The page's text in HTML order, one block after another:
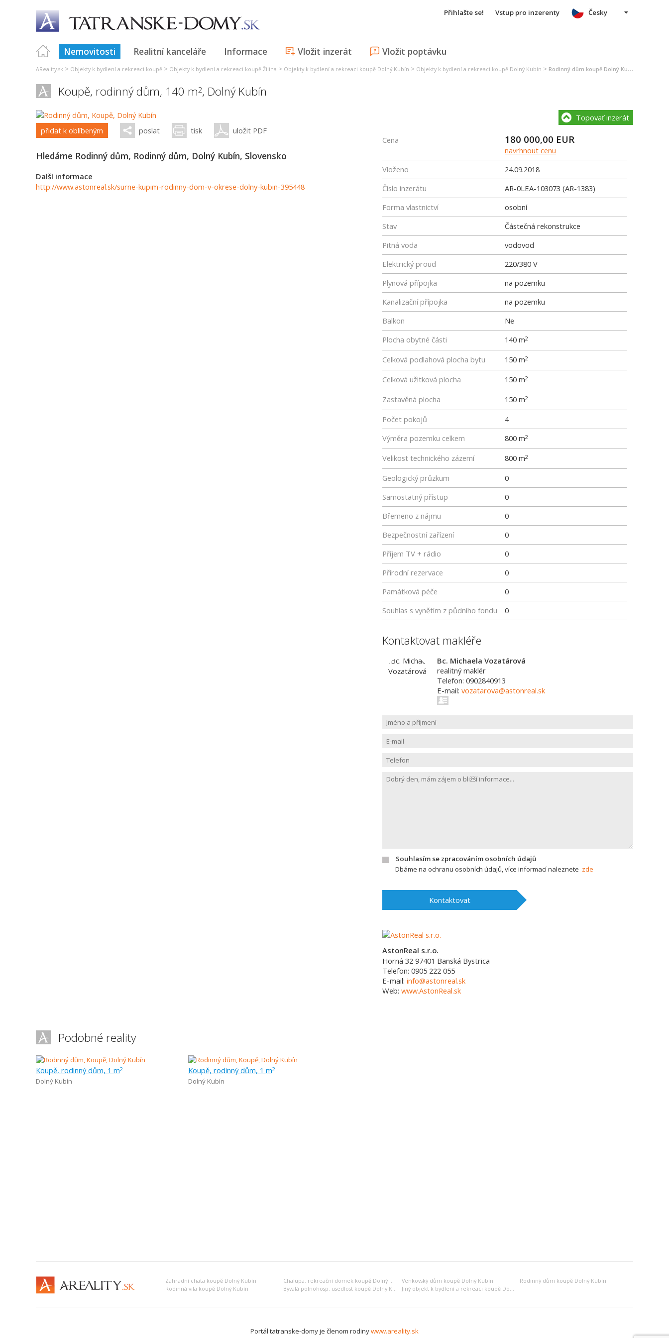
Přihlašte se! Vstup pro inzerenty
Nemovitosti Realitní kanceláře Informace Vložit inzerát Vložit poptávku
Česky
AReality.sk > Objekty k bydlení a rekreaci koupě > Objekty k bydlení a rekreaci koupě Žilina > Objekty k bydlení a rekreaci koupě Dolný Kubín > Objekty k bydlení a rekreaci koupě Dolný Kubín > Rodinný dům koupě Dolný Kubín
Koupě, rodinný dům, 140 m2, Dolný Kubín
přidat k oblíbeným poslat tisk uložit PDF
Hledáme Rodinný dům, Rodinný dům, Dolný Kubín, Slovensko
Další informace
http://www.astonreal.sk/surne-kupim-rodinny-dom-v-okrese-dolny-kubin-395448
Topovať inzerát
Cena 180 000,00 EUR
navrhnout cenu
Vloženo
24.09.2018
Číslo inzerátu
AR-0LEA-103073 (AR-1383)
Forma vlastnictví
osobní
Stav
Částečná rekonstrukce
Pitná voda
vodovod
Elektrický proud
220/380 V
Plynová přípojka
na pozemku
Kanalizační přípojka
na pozemku
Balkon
Ne
Plocha obytné části
140 m2
Celková podlahová plocha bytu 150 m2
Celková užitková plocha 150 m2
Zastavěná plocha 150 m2
Počet pokojů
4
Výměra pozemku celkem
800 m2
Velikost technického zázemí 800 m2
Geologický průzkum
0
Samostatný přístup
0
Břemeno z nájmu
0
Bezpečnostní zařízení
0
Příjem TV + rádio
0
Přírodní rezervace
0
Památková péče
0
Souhlas s vynětím z půdního fondu
0
Kontaktovat makléře
Bc. Michaela Vozatárová
realitný maklér
Telefon: 0902840913
E-mail: vozatarova@astonreal.sk
Souhlasím se zpracováním osobních údajů
Dbáme na ochranu osobních údajů, více informací naleznete zde
Kontaktovat
AstonReal s.r.o.
Horná 32 97401 Banská Bystrica
Telefon: 0905 222 055
E-mail: info@astonreal.sk
Web: www.AstonReal.sk
Podobné reality
Koupě, rodinný dům, 1 m2
Dolný Kubín
Koupě, rodinný dům, 1 m2
Dolný Kubín
Zahradní chata koupě Dolný Kubín Chalupa, rekreační domek koupě Dolný Kubín Venkovský dům koupě Dolný Kubín
Rodinný dům koupě Dolný Kubín
Rodinná vila koupě Dolný Kubín
Bývalá polnohosp. usedlost koupě Dolný Kubín Jiný objekt k bydlení a rekreaci koupě Dolný Kubín
Portál tatranske-domy je členom rodinywww.areality.sk